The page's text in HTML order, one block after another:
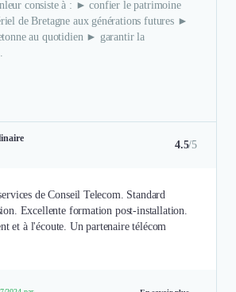
consiste à : ► confier le patrimoine
de Bretagne aux générations futures ►
au quotidien ► garantir la
4.5/5
de Conseil Telecom. Standard
Excellente formation post-installation.
et à l'écoute. Un partenaire télécom